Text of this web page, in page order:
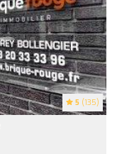
5 (135)